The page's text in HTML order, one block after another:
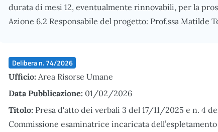
durata di mesi 12, eventualmente rinnovabili, per la
Azione 6.2 Responsabile del progetto: Prof.ssa Matilde
Delibera n. 74/2026
Ufficio: Area Risorse Umane
Data Pubblicazione: 01/02/2026
Titolo: Presa d'atto dei verbali 3 del 17/11/2025 e n. 4
Commissione esaminatrice incaricata